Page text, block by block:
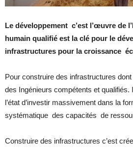
Le développement c’est l’œuvre de
humain qualifié est la clé pour le
infrastructures pour la croissance
Pour construire des infrastructures
des Ingénieurs compétents et qualifiés.
l’état d’investir massivement dans la
systématique des capacités de
Construire des infrastructures c’est